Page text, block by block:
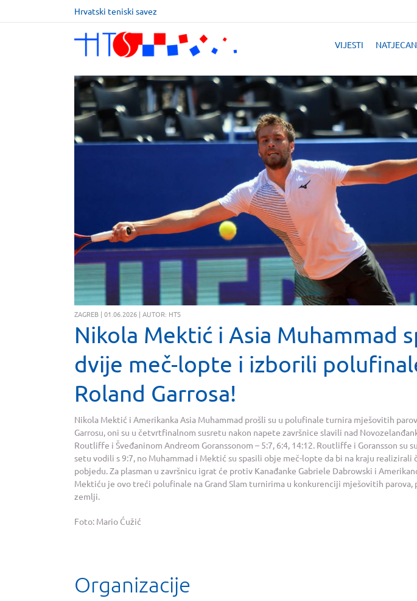
Hrvatski teniski savez
VIJESTI
ZAGREB | 01.06.2026 | AUTOR: HTS
Nikola Mektić i Asia Muhammad
dvije meč-lopte i izborili
Roland Garrosa!
Nikola Mektić i Amerikanka Asia Muhammad prošli su u polufinale turnira mješovitih
Garrosu, oni su u četvrtfinalnom susretu nakon napete završnice slavili nad
Routliffe i Šveđaninom Andreom Goranssonom – 5:7, 6:4, 14:12. Routliffe i Goransson su
setu vodili s 9:7, no Muhammad i Mektić su spasili obje meč-lopte da bi na kraju
pobjedu. Za plasman u završnicu igrat će protiv Kanađanke Gabriele Dabrowski i
Mektiću je ovo treći polufinale na Grand Slam turnirima u konkurenciji mješovitih parova,
zemlji.
Foto: Mario Ćužić
Organizacije